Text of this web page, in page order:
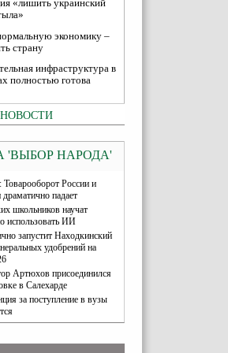
«лишить украинский
экономику –
страну
инфраструктура в
полностью готова
'ВЫБОР НАРОДА'
России и
падает
школьников научат
использовать ИИ
запустит Находкинский
удобрений на
Артюхов присоединился
в Салехарде
за поступление в вузы